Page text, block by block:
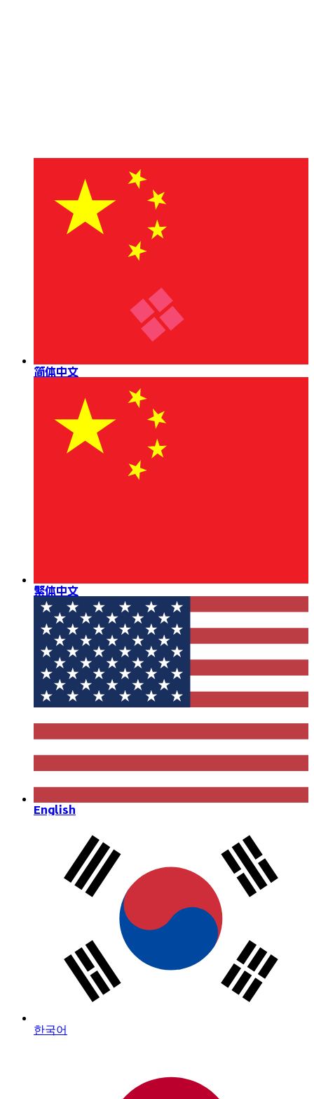
简体中文
繁体中文
English
한국어